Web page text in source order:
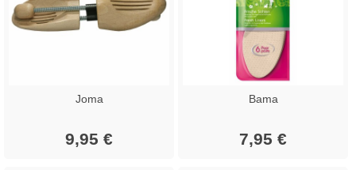
Joma
9,95 €
Bama
7,95 €